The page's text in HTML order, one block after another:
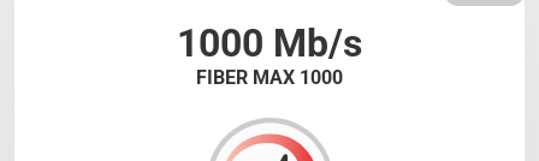
1000 Mb/s
FIBER MAX 1000